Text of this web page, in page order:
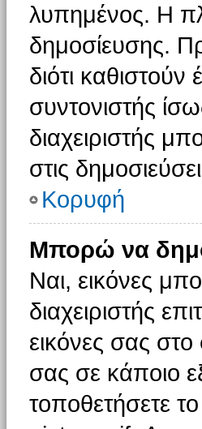
λυπημένος. Η
δημοσίευσης.
διότι
συντονιστής
διαχειριστής
στις
Κορυφή
Μπορώ να
Ναι, εικόνες
διαχειριστής
εικόνες σας
σας σε κάποιο
τοποθετήσετε